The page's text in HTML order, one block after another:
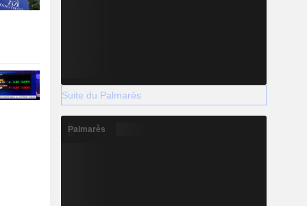
Suite du Palmarès
Palmarès